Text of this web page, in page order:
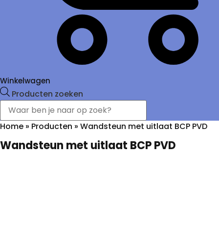
Winkelwagen
Producten zoeken
Home » Producten » Wandsteun met uitlaat BCP PVD
Wandsteun met uitlaat BCP PVD